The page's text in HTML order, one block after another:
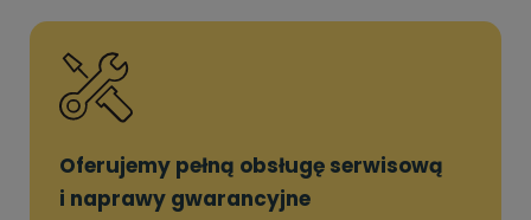
Oferujemy pełną obsługę serwisową
i naprawy gwarancyjne